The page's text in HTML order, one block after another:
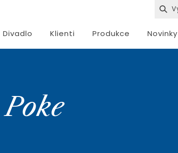
Divadlo Klienti Produkce Novinky